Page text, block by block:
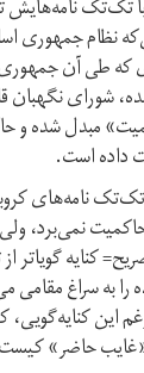
تک‌تک
نظام جمهوری
که طی آن
شورای نگهبان
مبدل شده و
داده است.
تک‌تک نامه‌های
نمی‌برد،
کنایه
به سراغ مقامی
این کنایه‌گویی،
«غایب حاضر»